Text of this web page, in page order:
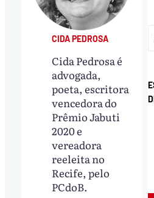
CIDA PEDROSA
Cida Pedrosa é
advogada,
poeta, escritora
vencedora do
Prêmio Jabuti
2020 e
vereadora
reeleita no
Recife, pelo
PCdoB.